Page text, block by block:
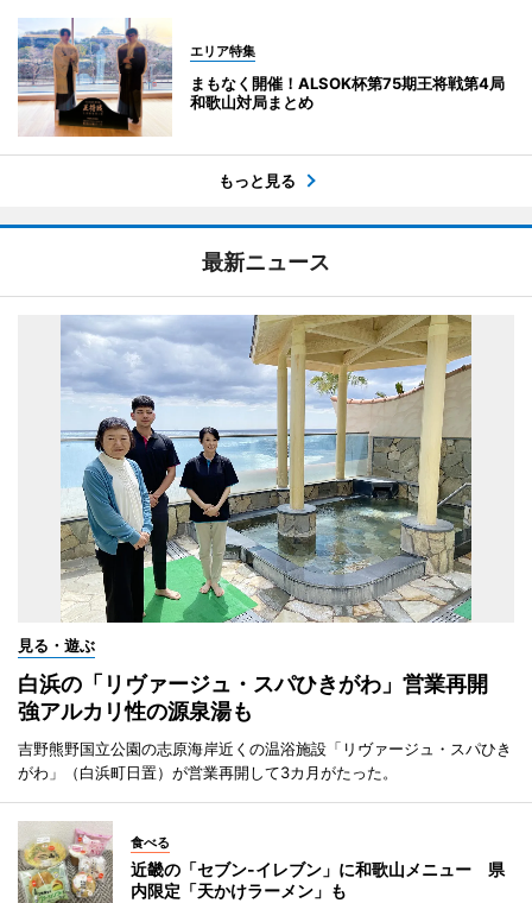
エリア特集
まもなく開催！ALSOK杯第75期王将戦第4局
和歌山対局まとめ
もっと見る
最新ニュース
見る・遊ぶ
白浜の「リヴァージュ・スパひきがわ」営業再開
強アルカリ性の源泉湯も
吉野熊野国立公園の志原海岸近くの温浴施設「リヴァージュ・スパひき
がわ」（白浜町日置）が営業再開して3カ月がたった。
食べる
近畿の「セブン-イレブン」に和歌山メニュー 県
内限定「天かけラーメン」も